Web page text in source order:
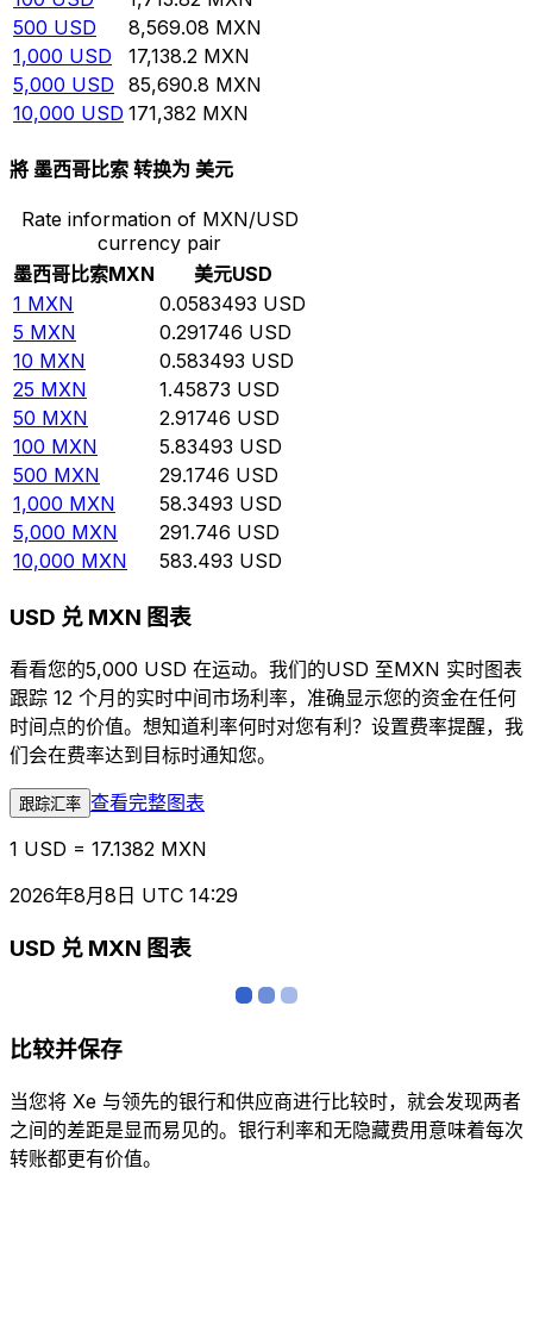
500 USD 8,569.08 MXN
1,000 USD 17,138.2 MXN
5,000 USD 85,690.8 MXN
10,000 USD 171,382 MXN
將 墨西哥比索 转换为 美元
Rate information of MXN/USD
currency pair
墨西哥比索MXN 美元USD
1 MXN 0.0583493 USD
5 MXN 0.291746 USD
10 MXN 0.583493 USD
25 MXN 1.45873 USD
50 MXN 2.91746 USD
100 MXN 5.83493 USD
500 MXN 29.1746 USD
1,000 MXN 58.3493 USD
5,000 MXN 291.746 USD
10,000 MXN 583.493 USD
USD 兑 MXN 图表
看看您的5,000 USD 在运动。我们的USD 至MXN 实时图表
跟踪 12 个月的实时中间市场利率，准确显示您的资金在任何
时间点的价值。想知道利率何时对您有利？设置费率提醒，我
们会在费率达到目标时通知您。
跟踪汇率 查看完整图表
1 USD = 17.1382 MXN
2026年8月8日 UTC 14:29
USD 兑 MXN 图表
比较并保存
当您将 Xe 与领先的银行和供应商进行比较时，就会发现两者
之间的差距是显而易见的。银行利率和无隐藏费用意味着每次
转账都更有价值。